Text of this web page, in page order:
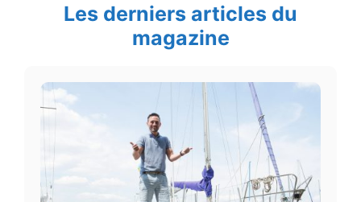
Les derniers articles du
magazine